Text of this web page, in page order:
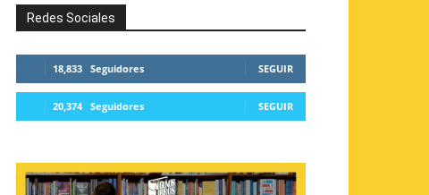
Redes Sociales
18,833 Seguidores SEGUIR
20,374 Seguidores SEGUIR